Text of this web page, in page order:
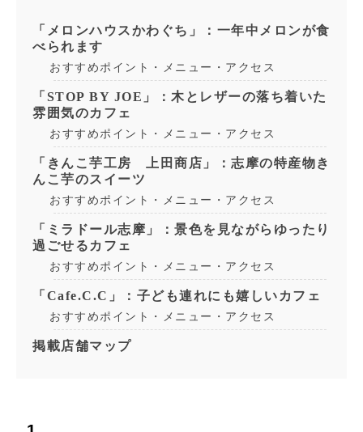
「メロンハウスかわぐち」：一年中メロンが食
べられます
おすすめポイント・メニュー・アクセス
「STOP BY JOE」：木とレザーの落ち着いた
雰囲気のカフェ
おすすめポイント・メニュー・アクセス
「きんこ芋工房 上田商店」：志摩の特産物き
んこ芋のスイーツ
おすすめポイント・メニュー・アクセス
「ミラドール志摩」：景色を見ながらゆったり
過ごせるカフェ
おすすめポイント・メニュー・アクセス
「Cafe.C.C」：子ども連れにも嬉しいカフェ
おすすめポイント・メニュー・アクセス
掲載店舗マップ